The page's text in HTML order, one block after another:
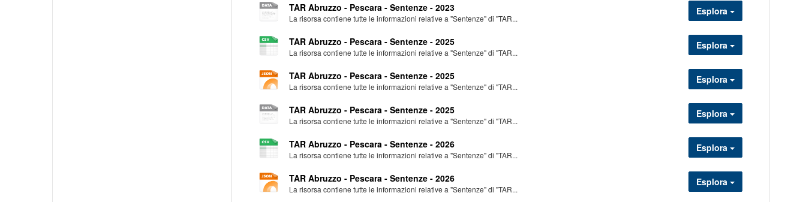
TAR Abruzzo - Pescara - Sentenze - 2023
La risorsa contiene tutte le informazioni relative a "Sentenze" di "TAR...
Esplora
TAR Abruzzo - Pescara - Sentenze - 2025
La risorsa contiene tutte le informazioni relative a "Sentenze" di "TAR...
Esplora
TAR Abruzzo - Pescara - Sentenze - 2025
La risorsa contiene tutte le informazioni relative a "Sentenze" di "TAR...
Esplora
TAR Abruzzo - Pescara - Sentenze - 2025
La risorsa contiene tutte le informazioni relative a "Sentenze" di "TAR...
Esplora
TAR Abruzzo - Pescara - Sentenze - 2026
La risorsa contiene tutte le informazioni relative a "Sentenze" di "TAR...
Esplora
TAR Abruzzo - Pescara - Sentenze - 2026
La risorsa contiene tutte le informazioni relative a "Sentenze" di "TAR...
Esplora